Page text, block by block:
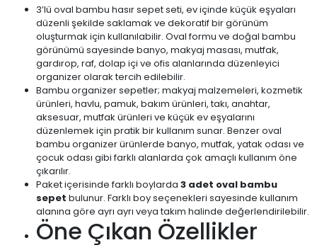
3’lü oval bambu hasır sepet seti, ev içinde küçük eşyaları
düzenli şekilde saklamak ve dekoratif bir görünüm
oluşturmak için kullanılabilir. Oval formu ve doğal bambu
görünümü sayesinde banyo, makyaj masası, mutfak,
gardırop, raf, dolap içi ve ofis alanlarında düzenleyici
organizer olarak tercih edilebilir.
Bambu organizer sepetler; makyaj malzemeleri, kozmetik
ürünleri, havlu, pamuk, bakım ürünleri, takı, anahtar,
aksesuar, mutfak ürünleri ve küçük ev eşyalarını
düzenlemek için pratik bir kullanım sunar. Benzer oval
bambu organizer ürünlerde banyo, mutfak, yatak odası ve
çocuk odası gibi farklı alanlarda çok amaçlı kullanım öne
çıkarılır.
Paket içerisinde farklı boylarda 3 adet oval bambu
sepet bulunur. Farklı boy seçenekleri sayesinde kullanım
alanına göre ayrı ayrı veya takım halinde değerlendirilebilir.
Öne Çıkan Özellikler